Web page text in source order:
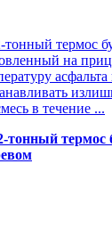
термос
на
в течение ...
термос